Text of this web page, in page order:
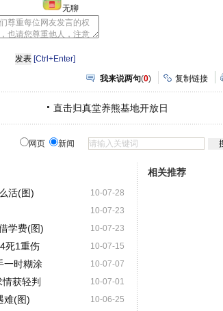
无聊
[Ctrl+Enter]
我来说两句(0) 复制链接
直击归真堂养熊基地开放日
网页 新闻
10-07-28
活(图)
10-07-23
10-07-23
学费(图)
10-07-15
死1重伤
10-07-07
一时糊涂
10-07-01
获轻判
10-06-25
难(图)
相关推荐